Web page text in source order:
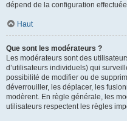
dépend de la configuration
Haut
Que sont les modérateurs ?
Les modérateurs sont des
d’utilisateurs individuels) qui
possibilité de modifier ou de
déverrouiller, les déplacer, les
modèrent. En règle générale, les
utilisateurs respectent les règles